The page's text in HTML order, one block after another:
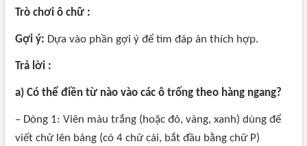
Trò chơi ô chữ :
Gợi ý: Dựa vào phần gợi ý để tìm đáp án thích hợp.
Trả lời :
a) Có thể điền từ nào vào các ô trống theo hàng ngang?
– Dòng 1: Viên màu trắng (hoặc đỏ, vàng, xanh) dùng để
viết chữ lên bảng (có 4 chữ cái, bắt đầu bằng chữ P)